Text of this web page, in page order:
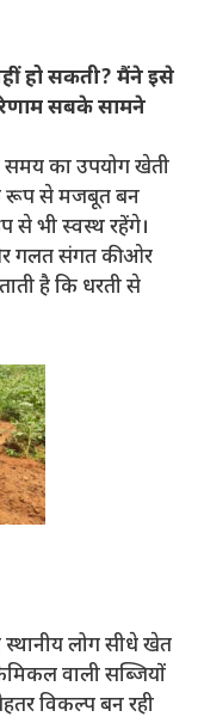
हो सकती? मैंने इसे
सबके सामने
समय का उपयोग खेती
रूप से मजबूत बन
से भी स्वस्थ रहेंगे।
गलत संगत की ओर
है कि धरती से
स्थानीय लोग सीधे खेत
वाली सब्जियों
विकल्प बन रही